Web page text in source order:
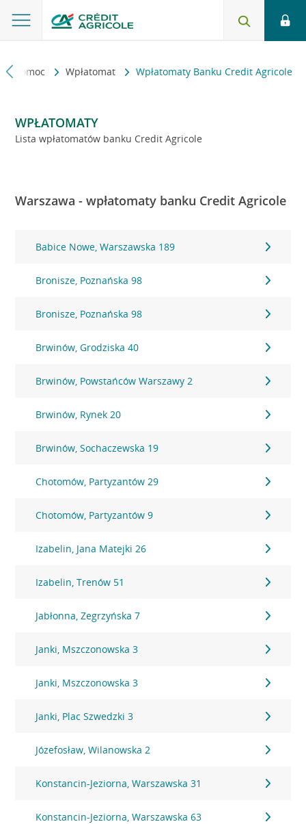
i pomoc Wpłatomat Wpłatomaty Banku Credit Agricole
WPŁATOMATY
Lista wpłatomatów banku Credit Agricole
Warszawa - wpłatomaty banku Credit Agricole
Babice Nowe, Warszawska 189
Bronisze, Poznańska 98
Bronisze, Poznańska 98
Brwinów, Grodziska 40
Brwinów, Powstańców Warszawy 2
Brwinów, Rynek 20
Brwinów, Sochaczewska 19
Chotomów, Partyzantów 29
Chotomów, Partyzantów 9
Izabelin, Jana Matejki 26
Izabelin, Trenów 51
Jabłonna, Zegrzyńska 7
Janki, Mszczonowska 3
Janki, Mszczonowska 3
Janki, Plac Szwedzki 3
Józefosław, Wilanowska 2
Konstancin-Jeziorna, Warszawska 31
Konstancin-Jeziorna, Warszawska 63